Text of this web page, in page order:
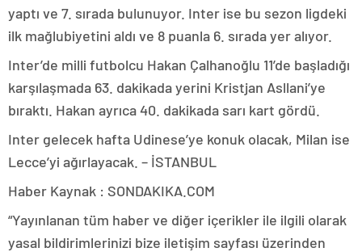
yaptı ve 7. sırada bulunuyor. Inter ise bu sezon ligdeki
ilk mağlubiyetini aldı ve 8 puanla 6. sırada yer alıyor.
Inter’de milli futbolcu Hakan Çalhanoğlu 11’de başladığı
karşılaşmada 63. dakikada yerini Kristjan Asllani’ye
bıraktı. Hakan ayrıca 40. dakikada sarı kart gördü.
Inter gelecek hafta Udinese’ye konuk olacak, Milan ise
Lecce’yi ağırlayacak. – İSTANBUL
Haber Kaynak : SONDAKIKA.COM
“Yayınlanan tüm haber ve diğer içerikler ile ilgili olarak
yasal bildirimlerinizi bize iletişim sayfası üzerinden